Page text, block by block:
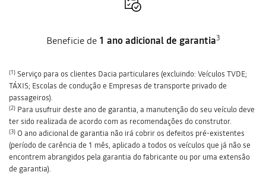
Beneficie de 1 ano adicional de garantia3
(1) Serviço para os clientes Dacia particulares (excluindo: Veículos TVDE;
TÁXIS; Escolas de condução e Empresas de transporte privado de
passageiros).
(2) Para usufruir deste ano de garantia, a manutenção do seu veículo deve
ter sido realizada de acordo com as recomendações do construtor.
(3) O ano adicional de garantia não irá cobrir os defeitos pré-existentes
(período de carência de 1 mês, aplicado a todos os veículos que já não se
encontrem abrangidos pela garantia do fabricante ou por uma extensão
de garantia).